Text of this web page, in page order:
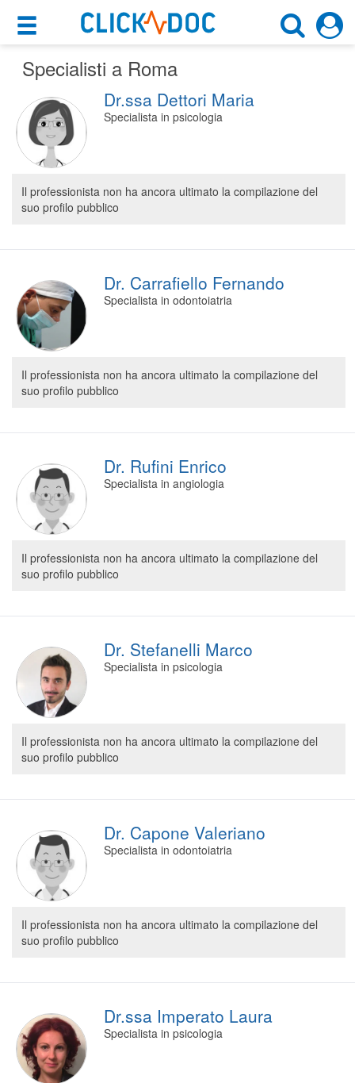
×
Motore di ricerca
×
Cerca uno specialista
Scegli specialità, prestazione o cognome
Cosa possiamo offrirti
Per i pazienti
Prenota una visita
Ricerca specialisti
Consulti online
Per gli specialisti
Prenotazioni online
Planner e rubrica in cloud
Segreteria virtuale
Specialisti a Roma
Dr.ssa Dettori Maria
Specialista in psicologia
Il professionista non ha ancora ultimato la compilazione del
suo profilo pubblico
Dr. Carrafiello Fernando
Specialista in odontoiatria
Il professionista non ha ancora ultimato la compilazione del
suo profilo pubblico
Dr. Rufini Enrico
Specialista in angiologia
Il professionista non ha ancora ultimato la compilazione del
suo profilo pubblico
Dr. Stefanelli Marco
Specialista in psicologia
Il professionista non ha ancora ultimato la compilazione del
suo profilo pubblico
Dr. Capone Valeriano
Specialista in odontoiatria
Il professionista non ha ancora ultimato la compilazione del
suo profilo pubblico
Dr.ssa Imperato Laura
Specialista in psicologia